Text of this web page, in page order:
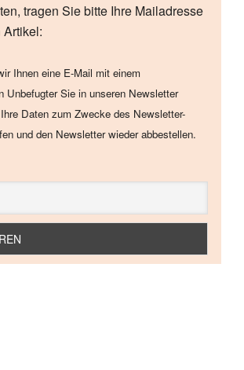
tragen Sie bitte Ihre Mailadresse
Ihnen eine E-Mail mit einem
Sie in unseren Newsletter
Daten zum Zwecke des Newsletter-
und den Newsletter wieder abbestellen.